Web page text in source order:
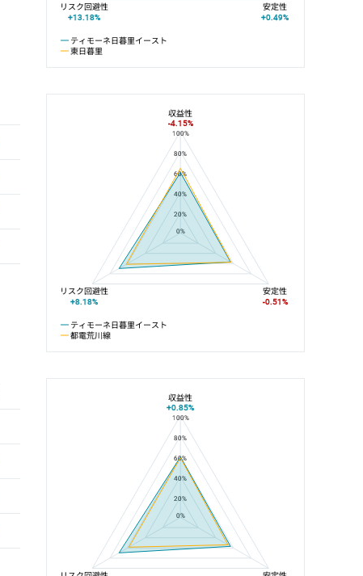
ティモーネ日暮里イースト
東日暮里
リスク回避性
+13.18%
安定性
+0.49%
ティモーネ日暮里イーストと都電荒川線の平均値の総合評価の比較
100%
80%
60%
40%
20%
0%
ティモーネ日暮里イースト
都電荒川線
収益性
-4.15%
リスク回避性
+8.18%
安定性
-0.51%
ティモーネ日暮里イーストと荒川区役所前駅の平均値の総合評価の比較
100%
80%
60%
40%
20%
0%
収益性
+0.85%